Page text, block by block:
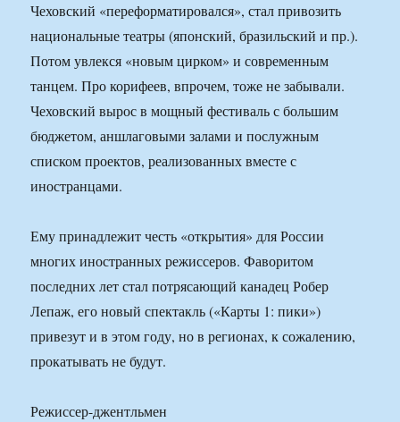
Чеховский «переформатировался», стал привозить
национальные театры (японский, бразильский и пр.).
Потом увлекся «новым цирком» и современным
танцем. Про корифеев, впрочем, тоже не забывали.
Чеховский вырос в мощный фестиваль с большим
бюджетом, аншлаговыми залами и послужным
списком проектов, реализованных вместе с
иностранцами.
Ему принадлежит честь «открытия» для России
многих иностранных режиссеров. Фаворитом
последних лет стал потрясающий канадец Робер
Лепаж, его новый спектакль («Карты 1: пики»)
привезут и в этом году, но в регионах, к сожалению,
прокатывать не будут.
Режиссер-джентльмен